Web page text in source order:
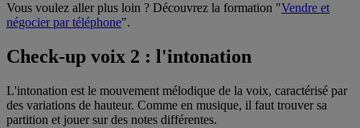
Vous voulez aller plus loin ? Découvrez la formation "Vendre et
négocier par téléphone".
Check-up voix 2 : l'intonation
L'intonation est le mouvement mélodique de la voix, caractérisé par
des variations de hauteur. Comme en musique, il faut trouver sa
partition et jouer sur des notes différentes.